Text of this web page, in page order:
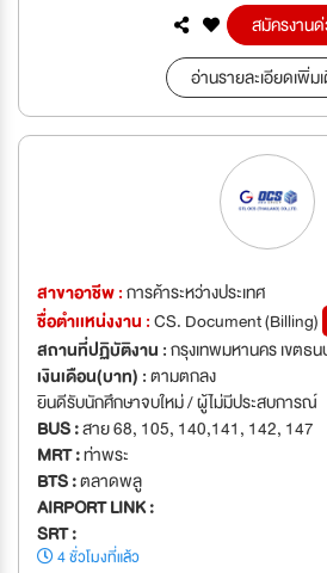
สมัครงาน
อ่านรายละเอียดเพิ่ม
สาขาอาชีพ :การค้าระหว่างประเทศ
ชื่อตำเเหน่งงาน :CS. Document (Billing)
สถานที่ปฏิบัติงาน :กรุงเทพมหานคร เขตธ
เงินเดือน(บาท) :ตามตกลง
ยินดีรับนักศึกษาจบใหม่ / ผู้ไม่มีประสบการณ์
BUS :สาย 68, 105, 140,141, 142, 147
MRT :ท่าพระ
BTS :ตลาดพลู
AIRPORT LINK :
SRT :
4 ชั่วโมงที่แล้ว